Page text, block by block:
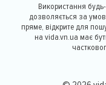
Використання
дозволяється за
пряме, відкрите для
на vida.vn.ua має